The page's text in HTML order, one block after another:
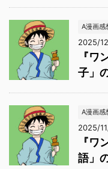
A漫画感
2025/
『ワ
子」
A漫画感
2025/
『ワ
語」